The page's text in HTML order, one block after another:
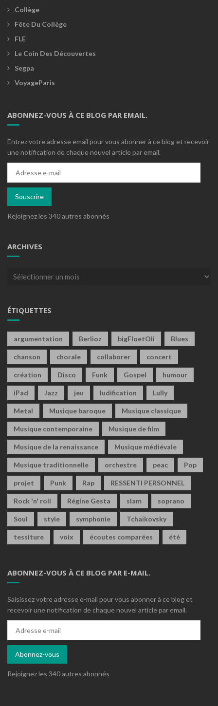
Collège
Fête Du Collège
FLE
Le Coin Des Découvertes
Segpa
VoyageParis
ABONNEZ-VOUS À CE BLOG PAR EMAIL.
Entrez votre adresse email pour vous abonner à ce blog et recevoir
une notification de chaque nouvel article par email.
mail
Souscrire
Rejoignez les 340 autres abonnés
ARCHIVES
Archives
ÉTIQUETTES
argumentation Berlioz bigFloetOli Blues
chanson chorale collaborer concert
création Disco Funk Gospel humour
iPad Jazz jeu ludification Lully
Metal Musique baroque Musique classique
Musique contemporaine Musique de film
Musique de la renaissance Musique médiévale
Musique traditionnelle orchestre peac Pop
projet Punk Rap RESSENTI PERSONNEL
Rock 'n' roll Régine Gesta slam soprano
Soul style symphonie Tchaïkovsky
tessiture voix écoutes comparées été
ABONNEZ-VOUS À CE BLOG PAR E-MAIL.
Saisissez votre adresse e-mail pour vous abonner à ce blog et
recevoir une notification de chaque nouvel article par email.
mail
Abonnez-vous
Rejoignez les 340 autres abonnés